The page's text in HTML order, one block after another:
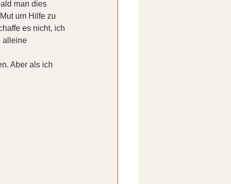
man dies
um Hilfe zu
es nicht, ich
alleine
Aber als ich